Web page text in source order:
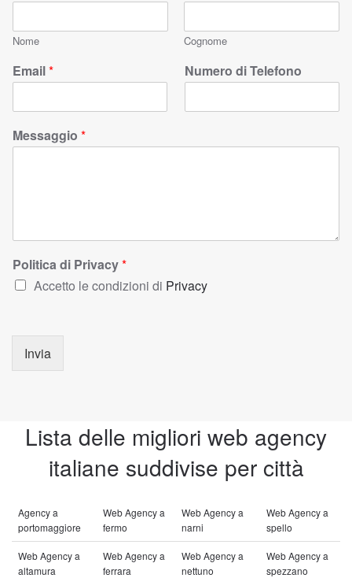
Nome Cognome
Email* Numero di Telefono
Messaggio *
Politica di Privacy*
Accetto le condizioni di Privacy
Invia
Lista delle migliori web agency
italiane suddivise per città
Agency a
portomaggiore
Web Agency a
fermo
Web Agency a
narni
Web Agency a
spello
Web Agency a
altamura
Web Agency a
ferrara
Web Agency a
nettuno
Web Agency a
spezzano